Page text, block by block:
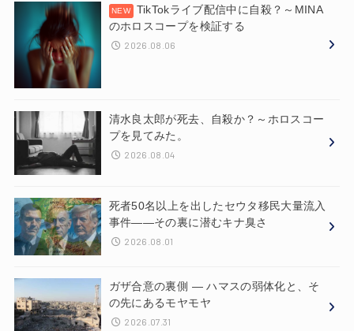
TikTokライブ配信中に自殺？～MINA
のホロスコープを検証する
2026.08.06
清水良太郎が死去、自殺か？～ホロスコー
プを見てみた。
2026.08.04
死者50名以上を出したセウタ移民大量流入
事件——その裏に潜むキナ臭さ
2026.08.01
ガザ合意の裏側 ― ハマスの弱体化と、そ
の先にあるモヤモヤ
2026.07.31